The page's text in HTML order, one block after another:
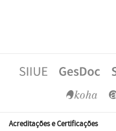
Acreditações e Certificações